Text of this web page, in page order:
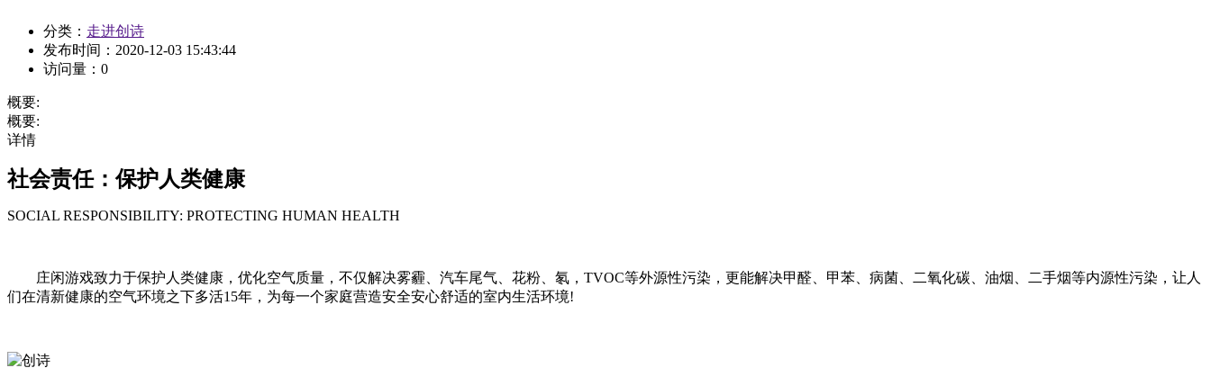
分类： 走进创诗
发布时间： 2020-12-03 15:43:44
访问量： 0
概要:
概要:
详情
社会责任：保护人类健康
SOCIAL RESPONSIBILITY: PROTECTING HUMAN HEALTH
庄闲游戏致力于保护人类健康，优化空气质量，不仅解决雾霾、汽车尾气、花粉、氡，TVOC等外源性污染，更能解决甲醛、甲苯、病菌、二氧化碳、油烟、二手烟等内源性污染，让人
们在清新健康的空气环境之下多活15年，为每一个家庭营造安全安心舒适的室内生活环境!